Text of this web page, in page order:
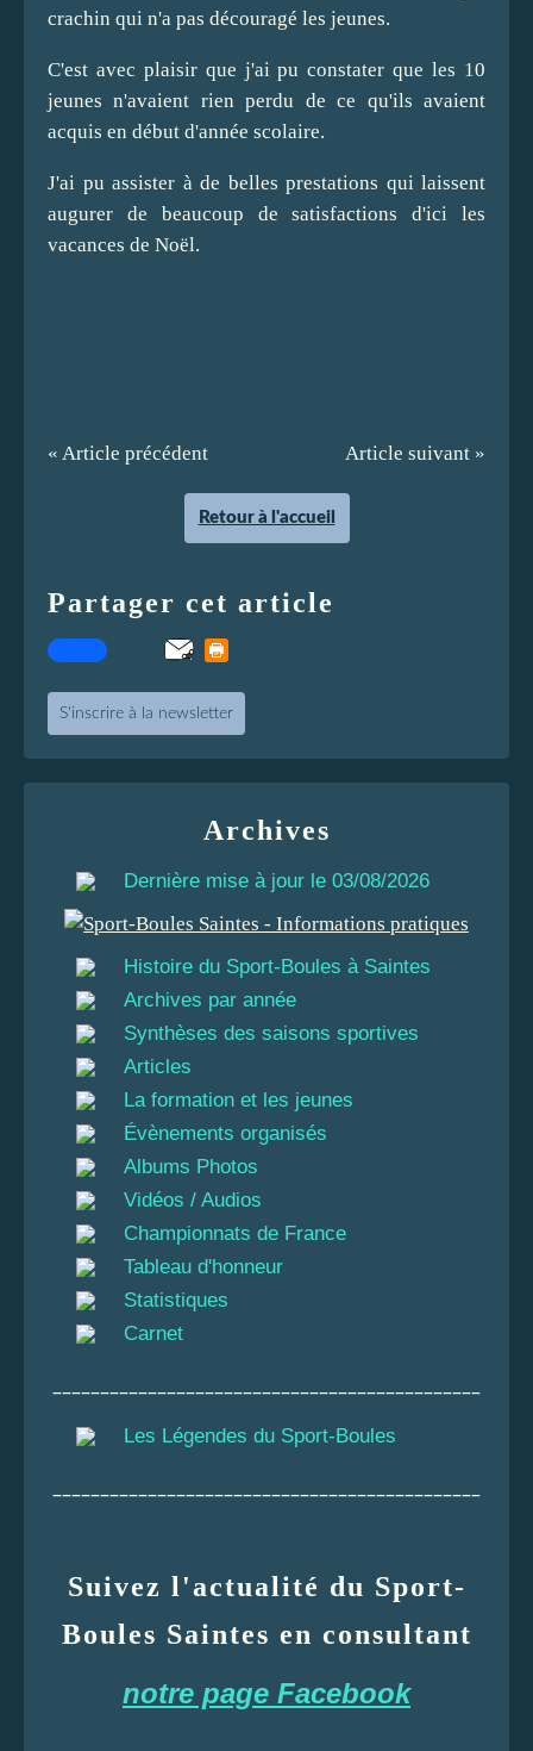
crachin qui n'a pas découragé les jeunes.
C'est avec plaisir que j'ai pu constater que les 10
jeunes n'avaient rien perdu de ce qu'ils avaient
acquis en début d'année scolaire.
J'ai pu assister à de belles prestations qui laissent
augurer de beaucoup de satisfactions d'ici les
vacances de Noël.
« Article précédent Article suivant »
Retour à l'accueil
Partager cet article
S'inscrire à la newsletter
Archives
Dernière mise à jour le 03/08/2026
Histoire du Sport-Boules à Saintes
Archives par année
Synthèses des saisons sportives
Articles
La formation et les jeunes
Évènements organisés
Albums Photos
Vidéos / Audios
Championnats de France
Tableau d'honneur
Statistiques
Carnet
Les Légendes du Sport-Boules
Suivez l'actualité du Sport-
Boules Saintes en consultant
notre page Facebook